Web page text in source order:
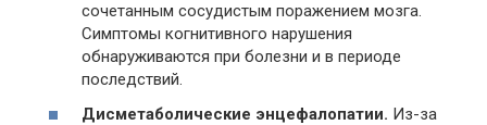
сочетанным сосудистым поражением мозга.
Симптомы когнитивного нарушения
обнаруживаются при болезни и в периоде
последствий.
Дисметаболические энцефалопатии. Из-за